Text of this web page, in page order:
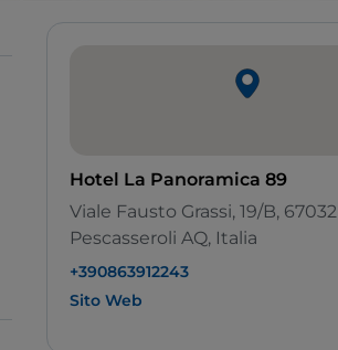
Hotel La Panoramica 89
Viale Fausto Grassi, 19/B, 67032
Pescasseroli AQ, Italia
+390863912243
Sito Web